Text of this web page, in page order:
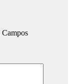
Campos